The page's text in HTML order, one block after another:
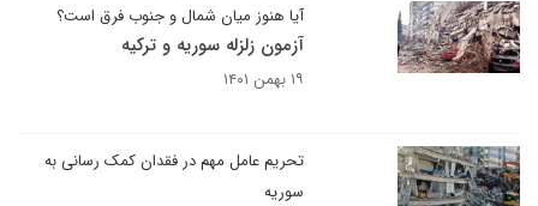
آیا هنوز میان شمال و جنوب فرق است؟
آزمون زلزله سوریه و ترکیه
۱۹ بهمن ۱۴۰۱
تحریم عامل مهم در فقدان کمک رسانی به
سوریه